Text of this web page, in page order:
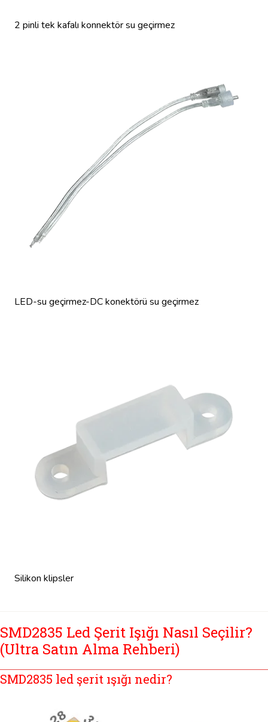
2 pinli tek kafalı konnektör su geçirmez
LED-su geçirmez-DC konektörü su geçirmez
Silikon klipsler
SMD2835 Led Şerit Işığı Nasıl Seçilir?
(Ultra Satın Alma Rehberi)
SMD2835 led şerit ışığı nedir?